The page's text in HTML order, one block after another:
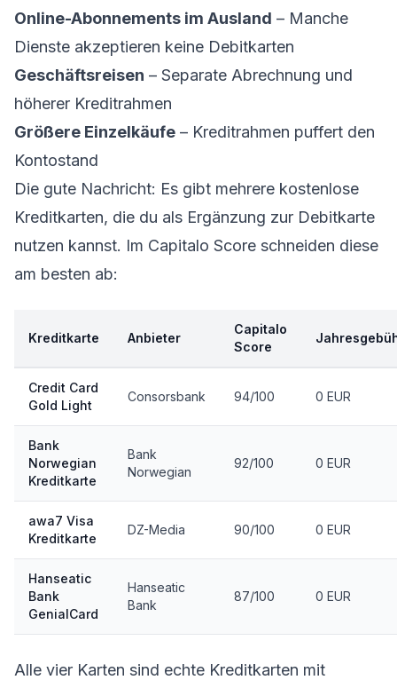
Online-Abonnements im Ausland – Manche
Dienste akzeptieren keine Debitkarten
Geschäftsreisen – Separate Abrechnung und
höherer Kreditrahmen
Größere Einzelkäufe – Kreditrahmen puffert den
Kontostand
Die gute Nachricht: Es gibt mehrere kostenlose
Kreditkarten, die du als Ergänzung zur Debitkarte
nutzen kannst. Im Capitalo Score schneiden diese
am besten ab:
Kreditkarte Anbieter
Capitalo
Score
Credit Card
Gold Light
Consorsbank 94/100 0 EUR
Bank
Norwegian
Kreditkarte
Bank
Norwegian
92/100 0 EUR
awa7 Visa
Kreditkarte
DZ-Media 90/100 0 EUR
Hanseatic
Bank
GenialCard
Hanseatic
Bank
87/100 0 EUR
Alle vier Karten sind echte Kreditkarten mit